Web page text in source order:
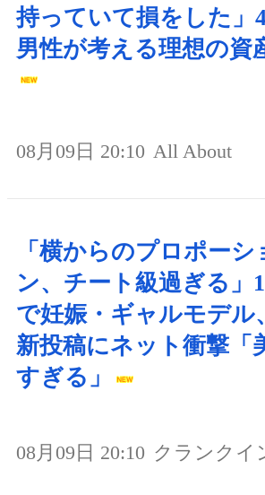
持っていて損をした」
男性が考える理想の資
08月09日 20:10 All About
「横からのプロポーシ
ン、チート級過ぎる」
で妊娠・ギャルモデル
新投稿にネット衝撃「
すぎる」
08月09日 20:10 クランクイ